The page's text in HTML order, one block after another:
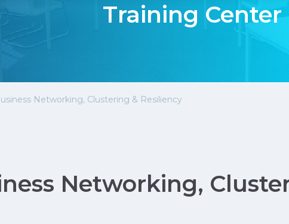
Training Center
Networking, Clustering & Resiliency
Networking,